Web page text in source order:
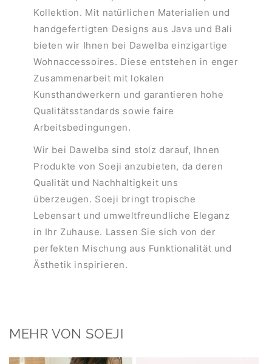
Kollektion. Mit natürlichen Materialien und
handgefertigten Designs aus Java und Bali
bieten wir Ihnen bei Dawelba einzigartige
Wohnaccessoires. Diese entstehen in enger
Zusammenarbeit mit lokalen
Kunsthandwerkern und garantieren hohe
Qualitätsstandards sowie faire
Arbeitsbedingungen.
Wir bei Dawelba sind stolz darauf, Ihnen
Produkte von Soeji anzubieten, da deren
Qualität und Nachhaltigkeit uns
überzeugen. Soeji bringt tropische
Lebensart und umweltfreundliche Eleganz
in Ihr Zuhause. Lassen Sie sich von der
perfekten Mischung aus Funktionalität und
Ästhetik inspirieren.
MEHR VON SOEJI